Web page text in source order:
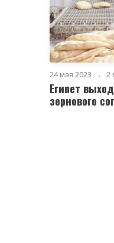
24 мая 2023 2
Египет
зернового